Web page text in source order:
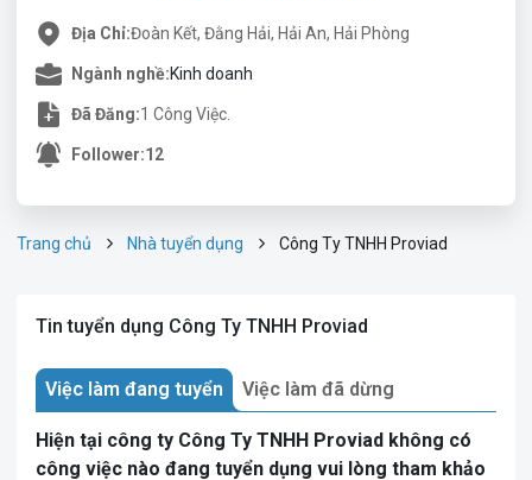
Địa Chỉ:Đoàn Kết, Đằng Hải, Hải An, Hải Phòng
Ngành nghề:Kinh doanh
Đã Đăng:1 Công Việc.
Follower:12
Trang chủ Nhà tuyển dụng Công Ty TNHH Proviad
Tin tuyển dụng Công Ty TNHH Proviad
Việc làm đang tuyển Việc làm đã dừng
Hiện tại công ty Công Ty TNHH Proviad không có
công việc nào đang tuyển dụng vui lòng tham khảo